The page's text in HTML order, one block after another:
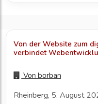
Von der Website zum
verbindet
Von borban
Rheinberg, 5. August